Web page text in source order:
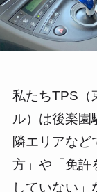
私たちTPS（
ル）は後楽園
隣エリアなど
方」や「免許
していない